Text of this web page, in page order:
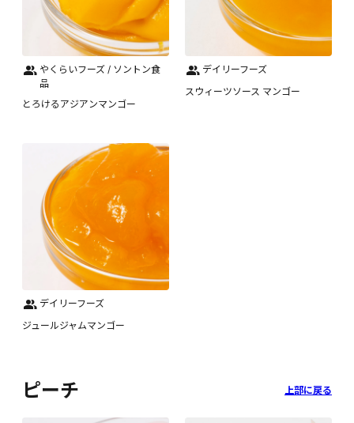
やくらいフーズ / ソントン食
品
とろけるアジアンマンゴー
デイリーフーズ
スウィーツソース マンゴー
デイリーフーズ
ジュールジャムマンゴー
ピーチ 上部に戻る